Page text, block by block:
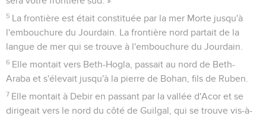
5 La frontière est était constituée par la mer Morte jusqu'à
l'embouchure du Jourdain. La frontière nord partait de la
langue de mer qui se trouve à l'embouchure du Jourdain.
6 Elle montait vers Beth-Hogla, passait au nord de Beth-
Araba et s'élevait jusqu'à la pierre de Bohan, fils de Ruben.
7 Elle montait à Debir en passant par la vallée d'Acor et se
dirigeait vers le nord du côté de Guilgal, qui se trouve vis-à-